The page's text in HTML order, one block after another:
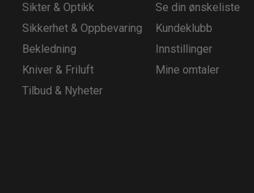
Sikter & Optikk
Sikkerhet & Oppbevaring
Bekledning
Kniver & Friluft
Tilbud & Nyheter
Se din ønskeliste
Kundeklubb
Innstillinger
Mine omtaler